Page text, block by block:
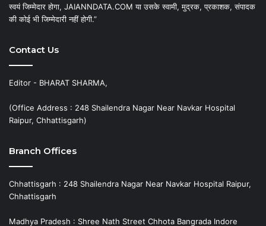
स्वयं जिम्मेदार होगा, JAIANNDATA.COM या उसके स्वामी, मुद्रक, प्रकाशक, संपादक
की कोई भी जिम्मेदारी नहीं होगी.”
Contact Us
Editor - BHARAT SHARMA,
(Office Address : 248 Shailendra Nagar Near Navkar Hospital
Raipur, Chhattisgarh)
Branch Offices
Chhattisgarh : 248 Shailendra Nagar Near Navkar Hospital Raipur,
Chhattisgarh
Madhya Pradesh : Shree Nath Street Chhota Bangrada Indore